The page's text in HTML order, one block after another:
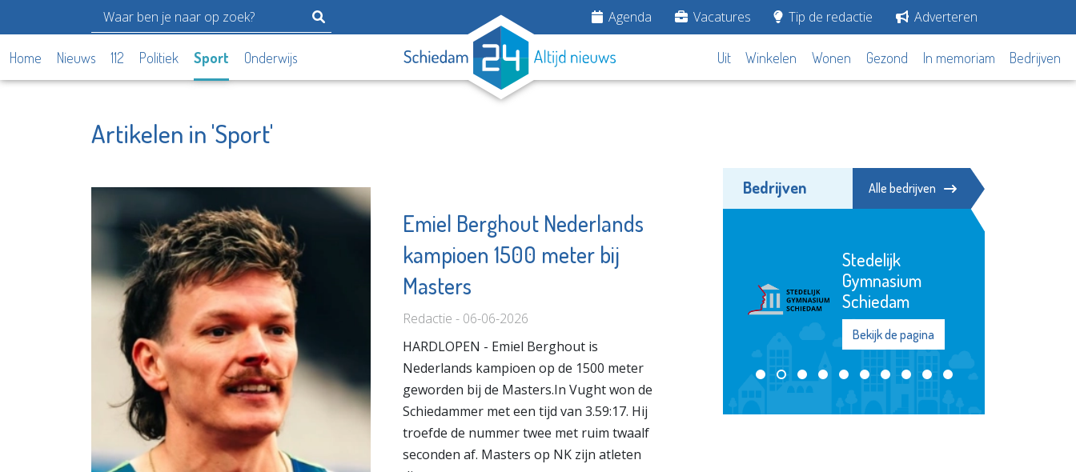
Agenda Vacatures Tip de redactie Adverteren
Home Nieuws 112 Politiek Sport Onderwijs Uit Winkelen Wonen Gezond In memoriam Bedrijven
Artikelen in 'Sport'
Emiel Berghout Nederlands
kampioen 1500 meter bij
Masters
Redactie - 06-06-2026
HARDLOPEN - Emiel Berghout is
Nederlands kampioen op de 1500 meter
geworden bij de Masters.In Vught won de
Schiedammer met een tijd van 3.59:17. Hij
troefde de nummer twee met ruim twaalf
seconden af. Masters op NK zijn atleten
Bedrijven Alle bedrijven
Argos Zorggroep
Bekijk de pagina
YETS Foundation Pointer
Stedelijk
Gymnasium
Schiedam
Bekijk de pagina